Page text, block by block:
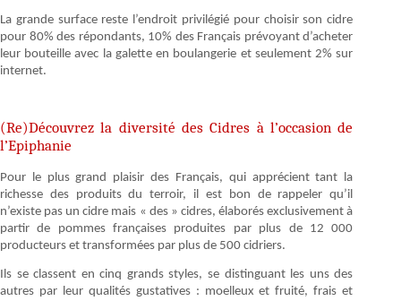
La grande surface reste l’endroit privilégié pour choisir son cidre
pour 80% des répondants, 10% des Français prévoyant d’acheter
leur bouteille avec la galette en boulangerie et seulement 2% sur
internet.
(Re)Découvrez la diversité des Cidres à l’occasion de
l’Epiphanie
Pour le plus grand plaisir des Français, qui apprécient tant la
richesse des produits du terroir, il est bon de rappeler qu’il
n’existe pas un cidre mais « des » cidres, élaborés exclusivement à
partir de pommes françaises produites par plus de 12 000
producteurs et transformées par plus de 500 cidriers.
Ils se classent en cinq grands styles, se distinguant les uns des
autres par leur qualités gustatives : moelleux et fruité, frais et